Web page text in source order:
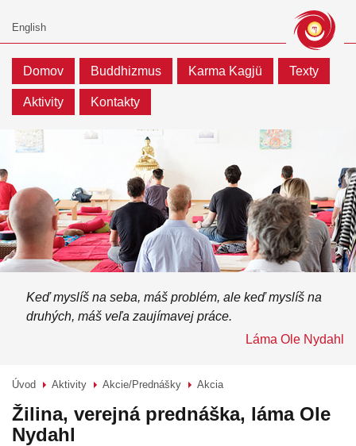
Domov Buddhizmus Karma Kagjü Texty
Aktivity Kontakty
Keď myslíš na seba, máš problém, ale keď myslíš na
druhých, máš veľa zaujímavej práce.
Láma Ole Nydahl
Úvod Aktivity Akcie/Prednášky Akcia
Žilina, verejná prednáška, láma Ole
Nydahl